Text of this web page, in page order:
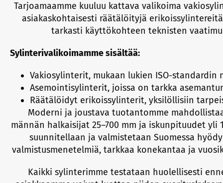
Tarjoamaamme kuuluu kattava valikoima
asiakaskohtaisesti räätälöityjä
tarkasti käyttökohteen teknisten
Sylinterivalikoimamme sisältää:
Vakiosylinterit, mukaan lukien ISO-standardin
Asemointisylinterit, joissa on tarkka
Räätälöidyt erikoissylinterit, yksilöllisiin
Moderni ja joustava tuotantomme
männän halkaisijat 25–700 mm ja iskunpituudet yli
suunnitellaan ja valmistetaan Suomessa
valmistusmenetelmiä, tarkkaa konekantaa ja
Kaikki sylinterimme testataan huolellisesti